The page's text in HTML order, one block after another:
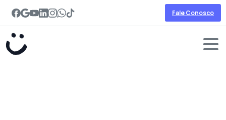
Fale Conosco